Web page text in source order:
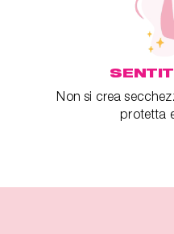
Non si crea
protetta